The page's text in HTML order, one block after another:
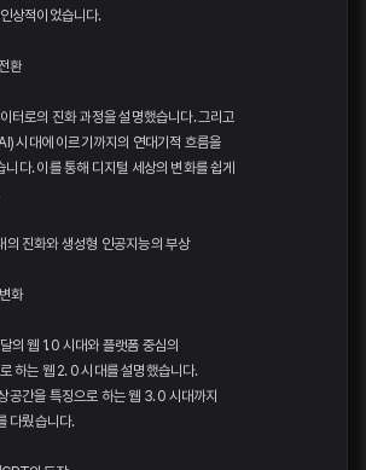
상적이었습니다.
환
터로의 진화 과정을 설명했습니다. 그리고
시대에 이르기까지의 연대기적 흐름을
니다. 이를 통해 디지털 세상의 변화를 쉽게
의 진화와 생성형 인공지능의 부상
화
의 웹 1. 0 시대와 플랫폼 중심의
하는 웹 2. 0 시대를 설명했습니다.
공간을 특징으로 하는 웹 3. 0 시대까지
다뤘습니다.